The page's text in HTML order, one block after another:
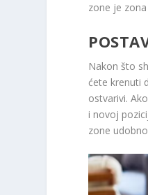
zone je
Nakon što
ćete krenuti
ostvarivi.
i novoj
zone